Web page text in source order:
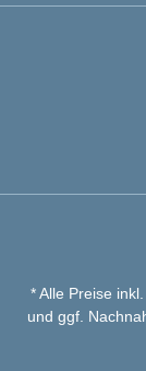
* Alle Preise
und ggf.